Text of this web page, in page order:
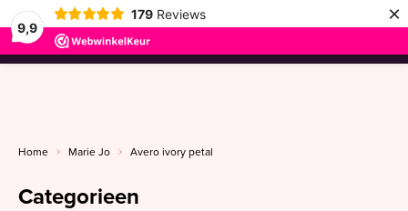
9,9
179 Reviews ×
menu
Home Marie Jo Avero ivory petal
Categorieen